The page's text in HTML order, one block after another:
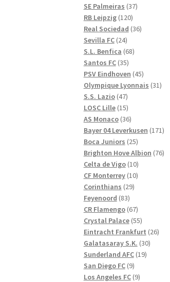
SE Palmeiras 3737
RB Leipzig 120120
produkter
Real Sociedad 3636
Sevilla FC 2424
produkter
S.L. Benfica 6868
Santos FC 3535
produkter
PSV Eindhoven 4545
produkter
Olympique Lyonnais 3131
S.S. Lazio 4747
produkter
LOSC Lille 1515
produkter
AS Monaco 3636
produkter
Bayer 04 Leverkusen 171171
Boca Juniors 2525
produkter
Brighton Hove Albion 7676
Celta de Vigo 1010
produkter
CF Monterrey 1010
Corinthians 2929
Feyenoord 8383
produkter
CR Flamengo 6767
produkter
Crystal Palace 5555
produkter
Eintracht Frankfurt 2626
Galatasaray S.K. 3030
Sunderland AFC 1919
San Diego FC 99
produkter
Los Angeles FC 99